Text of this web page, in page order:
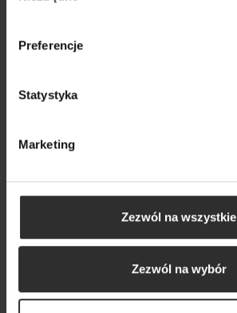
Preferencje
Statystyka
Marketing
Zezwól na wszystkie
Zezwól na wybór
rękawem Polo Black